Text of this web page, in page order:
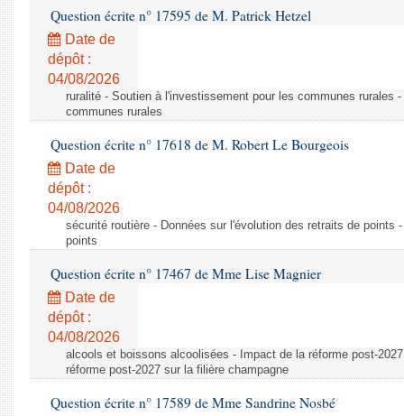
Question écrite n° 17595 de M. Patrick Hetzel
Date de
dépôt :
04/08/2026
ruralité - Soutien à l'investissement pour les communes rurales
communes rurales
Question écrite n° 17618 de M. Robert Le Bourgeois
Date de
dépôt :
04/08/2026
sécurité routière - Données sur l'évolution des retraits de points
points
Question écrite n° 17467 de Mme Lise Magnier
Date de
dépôt :
04/08/2026
alcools et boissons alcoolisées - Impact de la réforme post-
réforme post-2027 sur la filière champagne
Question écrite n° 17589 de Mme Sandrine Nosbé